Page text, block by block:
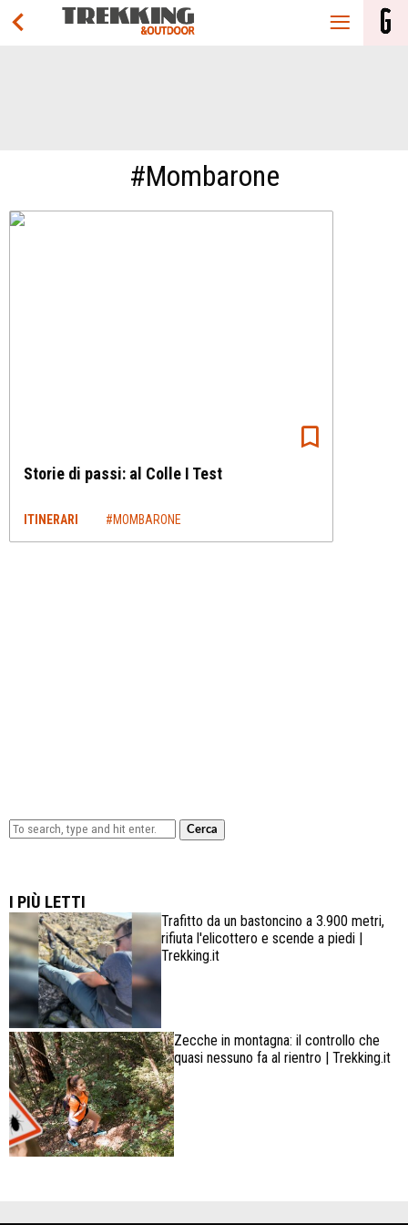
#Mombarone
Storie di passi: al Colle I Test
ITINERARI #MOMBARONE
Cerca
I PIÙ LETTI
Trafitto da un bastoncino a 3.900 metri,
rifiuta l'elicottero e scende a piedi |
Trekking.it
Zecche in montagna: il controllo che
quasi nessuno fa al rientro | Trekking.it